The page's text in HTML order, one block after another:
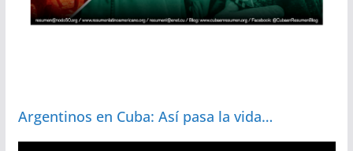
Argentinos en Cuba: Así pasa la vida…